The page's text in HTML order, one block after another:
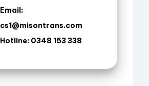
Email:
cs1@misontrans.com
Hotline: 0348 153 338